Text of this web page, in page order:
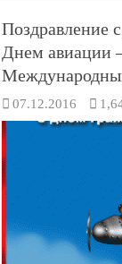
Поздравление
Днем авиации
07.12.2016